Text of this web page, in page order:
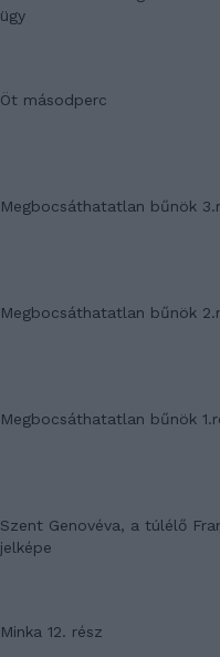
ügy
Öt másodperc
Megbocsáthatatlan bűnök
Megbocsáthatatlan bűnök
Megbocsáthatatlan bűnök
Szent Genovéva, a túlélő
jelképe
Minka 12. rész